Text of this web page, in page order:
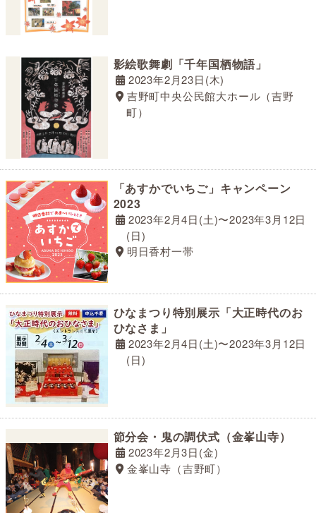
影絵歌舞劇「千年国栖物語」
2023年2月23日(木)
吉野町中央公民館大ホール（吉野
町）
「あすかでいちご」キャンペーン
2023
2023年2月4日(土)〜2023年3月12日
(日)
明日香村一帯
ひなまつり特別展示「大正時代のお
ひなさま」
2023年2月4日(土)〜2023年3月12日
(日)
節分会・鬼の調伏式（金峯山寺）
2023年2月3日(金)
金峯山寺（吉野町）